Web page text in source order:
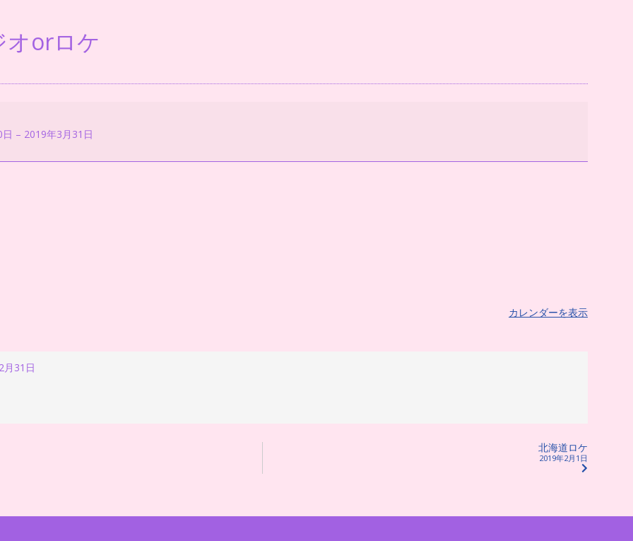
オorロケ
– 2019年3月31日
カレンダーを表示
月31日
北海道ロケ
2019年2月1日